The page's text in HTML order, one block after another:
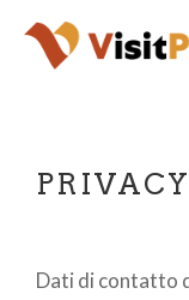
Salta
Dati di contatto